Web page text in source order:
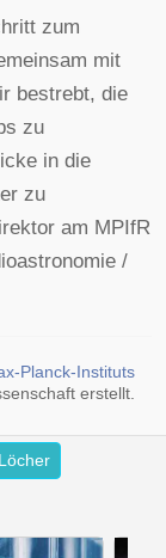
zum
mit
bestrebt, die
zu
in die
zu
am MPIfR
/
Planck-Instituts
erstellt.